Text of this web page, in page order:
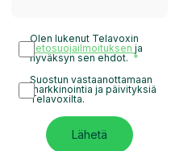
Olen lukenut Telavoxin
tietosuojailmoituksenja
hyväksyn sen ehdot.
Suostun vastaanottamaan
markkinointia ja päivityksiä
Telavoxilta.
Lähetä